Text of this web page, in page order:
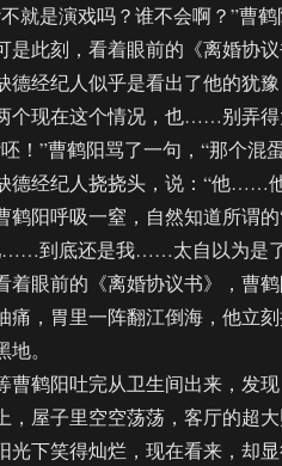
是演戏吗？谁不会啊？”曹鹤
是此刻，看着眼前的《离婚协
经纪人似乎是看出了他的犹豫
个现在这个情况，也……别弄得
”曹鹤阳骂了一句，“那个混
经纪人挠挠头，说：“他……他
阳呼吸一窒，自然知道所谓的“
……到底还是我……太自以为是
眼前的《离婚协议书》，曹鹤
痛，胃里一阵翻江倒海，他立
。
鹤阳吐完从卫生间出来，发现
，屋子里空空荡荡，客厅的超
光下笑得灿烂，现在看来，却